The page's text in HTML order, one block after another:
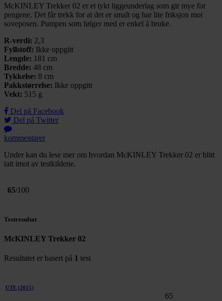
McKINLEY Trekker 02 er et tykt liggeunderlag som gir mye for
pengene. Det får trekk for at det er smalt og har lite friksjon mot
soveposen. Pumpen som følger med er enkel å bruke.
R-verdi: 2,3
Fyllstoff: Ikke oppgitt
Lengde: 181 cm
Bredde: 48 cm
Tykkelse: 8 cm
Pakkstørrelse: Ikke oppgitt
Vekt: 515 g
Del på Facebook
Del på Twitter
kommentarer
Under kan du lese mer om hvordan McKINLEY Trekker 02 er blitt
tatt imot av testkildene.
65/100
Testresultat
McKINLEY Trekker 02
Resultatet er basert på 1 test
UTE (2015)
65